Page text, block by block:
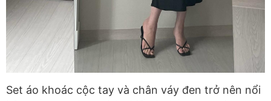
Set áo khoác cộc tay và chân váy đen trở nên nổi